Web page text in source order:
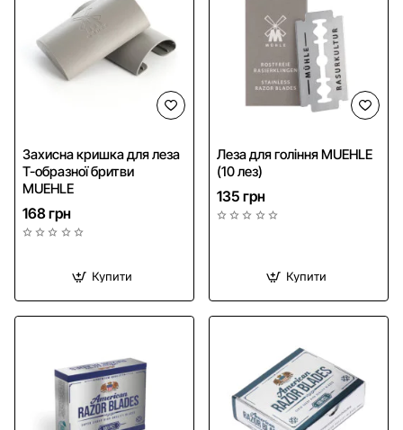
Захисна кришка для леза
Т-образної бритви
MUEHLE
168 грн
Купити
Леза для гоління MUEHLE
(10 лез)
135 грн
Купити